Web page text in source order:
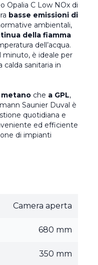
Opalia C Low NOx di
basse emissioni di
ambientali,
della fiamma
dell’acqua.
minuto, è ideale per
calda sanitaria in
metano che a GPL,
Saunier Duval è
quotidiana e
ed efficiente
di impianti
Camera aperta
680 mm
350 mm